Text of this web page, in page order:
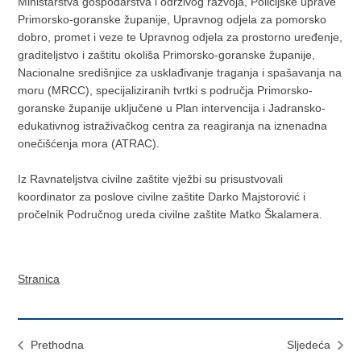
Primorsko-goranske županije, Upravnog odjela za pomorsko
dobro, promet i veze te Upravnog odjela za prostorno uređenje,
graditeljstvo i zaštitu okoliša Primorsko-goranske županije,
Nacionalne središnjice za usklađivanje traganja i spašavanja na
moru (MRCC), specijaliziranih tvrtki s područja Primorsko-
goranske županije uključene u Plan intervencija i Jadransko-
edukativnog istraživačkog centra za reagiranja na iznenadna
onečišćenja mora (ATRAC).
Iz Ravnateljstva civilne zaštite vježbi su prisustvovali
koordinator za poslove civilne zaštite Darko Majstorović i
pročelnik Područnog ureda civilne zaštite Matko Škalamera.
Stranica
Prethodna
Sljedeća